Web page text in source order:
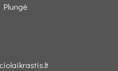
Plungė